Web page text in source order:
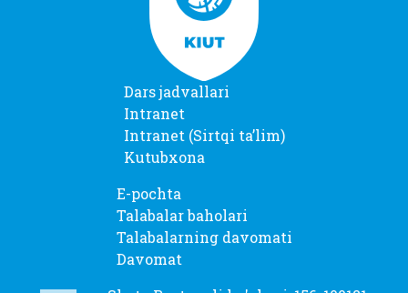
Dars jadvallari
Intranet
Intranet (Sirtqi taʼlim)
Kutubxona
E-pochta
Talabalar baholari
Talabalarning davomati
Davomat